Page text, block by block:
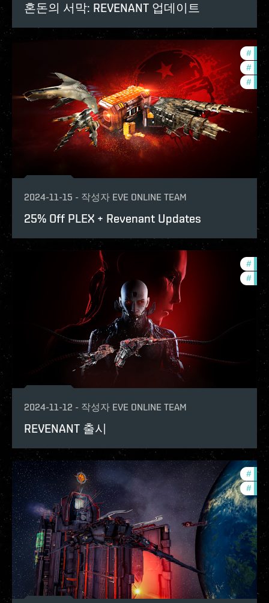
혼돈의 서막: REVENANT 업데이트
#
#
#
2024-11-15 - 작성자 EVE ONLINE TEAM
25% Off PLEX + Revenant Updates
#
#
2024-11-12 - 작성자 EVE ONLINE TEAM
REVENANT 출시
#
#